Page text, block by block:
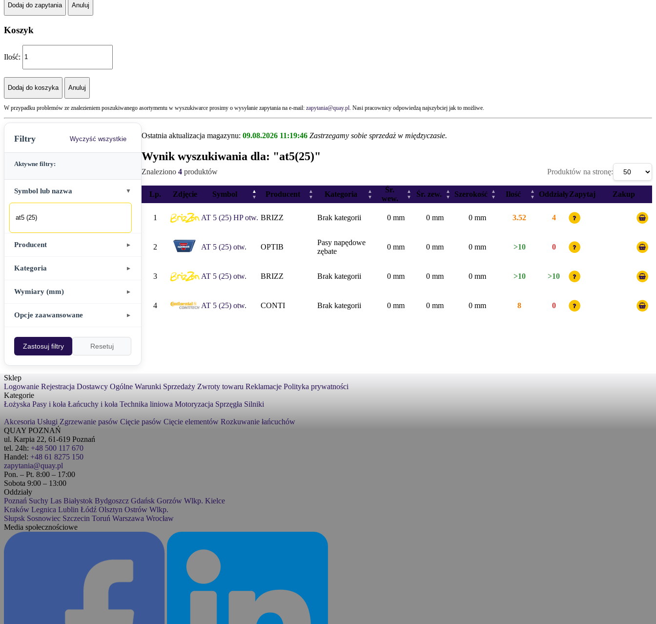
Koszyk
Ilość:
W przypadku problemów ze znalezieniem poszukiwanego asortymentu w wyszukiwarce prosimy o wysyłanie zapytania na e-mail: zapytania@quay.pl. Nasi pracownicy odpowiedzą najszybciej jak to możliwe.
Filtry Wyczyść wszystkie
Aktywne filtry:
Symbol lub nazwa ▼
Producent ▼
,
.
3B
3D
3M
6
Kategoria ▼
Chemia przemysłowa
Inne
Motoryzacja
Pasy i koła
Płytki mocujące
Silniki ▼
Wymiary (mm) ▼
Śr. wewnętrzna / Dł. wewnętrzna
-
Śr. zewnętrzna / Dł. podziałowa
Szerokość
-
Opcje zaawansowane ▼
Pokaż stany zerowe
Szukaj również w opisach
Zastosuj filtry Resetuj
UWAGA!
Biurem Obsługi Klienta QUAY
QUAY Poznań, ul.Karpia 22
Ostatnia aktualizacja magazynu: 09.08.2026 11:19:46 Zastrzegamy sobie sprzedaż w międzyczasie.
Wynik wyszukiwania dla: "at5(25)"
Znaleziono 4 produktów Produktów na stronę:
Lp. Zdjęcie Symbol
▲
▼
Producent
▲
▼
Kategoria
▲
▼
Śr.
wew.
▲
▼
Śr. zew.
▲
▼
Szerokość
▲
▼
Ilość
▲
▼
OddziałyZapytaj Zakup
1 AT 5 (25) HP otw. BRIZZ Brak kategorii 0 mm 0 mm 0 mm 3.52 4
2 AT 5 (25) otw. OPTIB
Pasy napędowe
zębate
0 mm 0 mm 0 mm >10 0
3 AT 5 (25) otw. BRIZZ Brak kategorii 0 mm 0 mm 0 mm >10 >10
4 AT 5 (25) otw. CONTI Brak kategorii 0 mm 0 mm 0 mm 8 0
Sklep
Logowanie Rejestracja Dostawcy Ogólne Warunki Sprzedaży Zwroty towaru Reklamacje Polityka prywatności
Kategorie
Łożyska Pasy i koła Łańcuchy i koła Technika liniowa Motoryzacja Sprzęgła Silniki
Akcesoria Usługi Zgrzewanie pasów Cięcie pasów Cięcie elementów Rozkuwanie łańcuchów
QUAY POZNAŃ
ul. Karpia 22, 61-619 Poznań
tel. 24h: +48 500 117 670
Handel: +48 61 8275 150
zapytania@quay.pl
Pon. – Pt. 8:00 – 17:00
Sobota 9:00 – 13:00
Oddziały
Poznań Suchy Las Białystok Bydgoszcz Gdańsk Gorzów Wlkp. Kielce
Kraków Legnica Lublin Łódź Olsztyn Ostrów Wlkp.
Słupsk Sosnowiec Szczecin Toruń Warszawa Wrocław
Media społecznościowe